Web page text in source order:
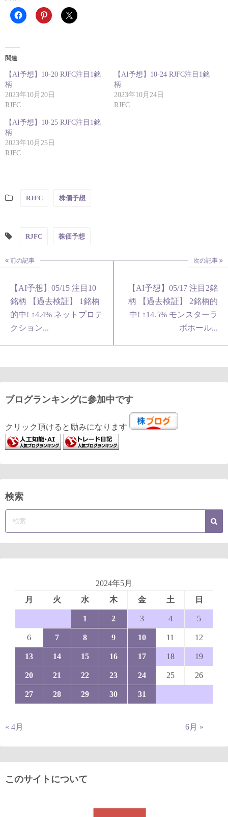
関連
【AI予想】10-20 RJFC注目1銘
柄
2023年10月20日
RJFC
【AI予想】10-24 RJFC注目1銘
柄
2023年10月24日
RJFC
【AI予想】10-25 RJFC注目1銘
柄
2023年10月25日
RJFC
RJFC 株価予想
RJFC 株価予想
前の記事
【AI予想】05/15 注目10
銘柄 【過去検証】 1銘柄
的中! ↑4.4% ネットプロテ
クション...
次の記事
【AI予想】05/17 注目2銘
柄 【過去検証】 2銘柄的
中! ↑14.5% モンスターラ
ボホール...
ブログランキングに参加中です
クリック頂けると励みになります
検索
2024年5月
月
火 水 木 金 土 日
1 2 3 4 5
6 7 8 9 10 11 12
13 14 15 16 17 18 19
20 21 22 23 24 25 26
27 28 29 30 31
« 4月 6月 »
このサイトについて